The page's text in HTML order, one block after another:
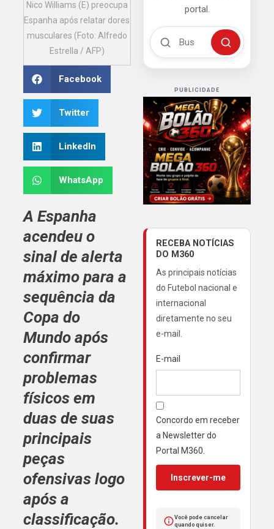
Nico Williams (E) preocupa
Espanha após relatar dores
musculares (Foto: Alfredo
Estrella / AFP)
Facebook
Twitter
LinkedIn
WhatsApp
A Espanha
acendeu o
sinal de alerta
máximo para a
sequência da
Copa do
Mundoapós
confirmar
problemas
físicos em
duas de suas
principais
peças
ofensivas logo
após a
classificação.
portal.
Buscar no Mengão 360
Buscar
PUBLICIDADE
RECEBA NOTÍCIAS
DO M360
As principais notícias
do Futebol nacional e
internacional
diretamente no seu
e-mail.
E-mail
Concordo em receber
a Newsletter do
Portal M360.
Inscrever-me
Você pode cancelar
quando quiser.